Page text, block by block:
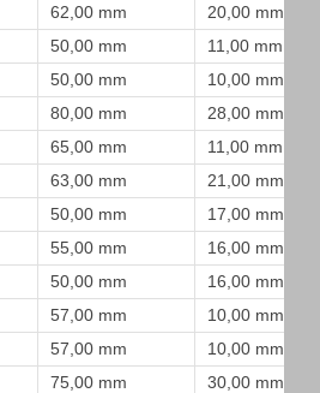
62,00 mm
20,00 mm
50,00 mm
11,00 mm
50,00 mm
10,00 mm
80,00 mm
28,00 mm
65,00 mm
11,00 mm
63,00 mm
21,00 mm
50,00 mm
17,00 mm
55,00 mm
16,00 mm
50,00 mm
16,00 mm
57,00 mm
10,00 mm
57,00 mm
10,00 mm
75,00 mm
30,00 mm